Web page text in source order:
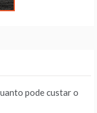
pode custar o